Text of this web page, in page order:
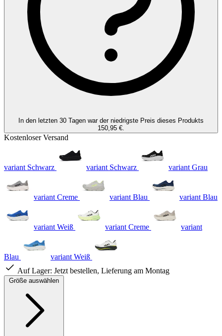
In den letzten 30 Tagen war der niedrigste Preis dieses Produkts
150,95 €.
Kostenloser Versand
variant Schwarz variant Schwarz variant Grau
variant Creme variant Blau variant Blau
variant Weiß variant Creme variant
Blau
variant Weiß
Auf Lager: Jetzt bestellen, Lieferung am Montag
Größe auswählen